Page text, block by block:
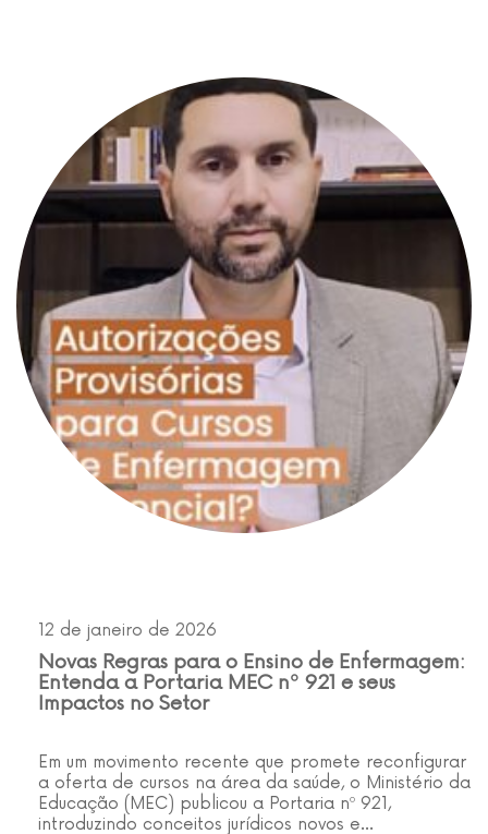
12 de janeiro de 2026
Novas Regras para o Ensino de Enfermagem:
Entenda a Portaria MEC nº 921 e seus
Impactos no Setor
Em um movimento recente que promete reconfigurar
a oferta de cursos na área da saúde, o Ministério da
Educação (MEC) publicou a Portaria nº 921,
introduzindo conceitos jurídicos novos e…